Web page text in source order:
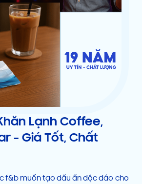
Lạnh Coffee,
- Giá Tốt, Chất
f&b muốn tạo dấu ấn độc đáo cho